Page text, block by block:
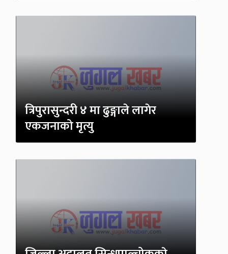
त्रिपुरासुन्दरी ४ मा ढुङ्गाले लागेर
एकजनाको मृत्यु